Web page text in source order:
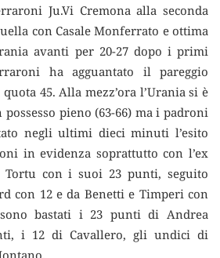
Ju.Vi Cremona alla seconda
con Casale Monferrato e ottima
avanti per 20-27 dopo i primi
ha agguantato il pareggio
45. Alla mezz’ora l’Urania si è
pieno (63-66) ma i padroni
negli ultimi dieci minuti l’esito
in evidenza soprattutto con l’ex
Tortu con i suoi 23 punti, seguito
con 12 e da Benetti e Timperi con
bastati i 23 punti di Andrea
i 12 di Cavallero, gli undici di